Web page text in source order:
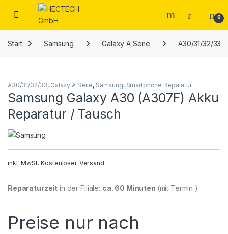
Open 0
Start Samsung Galaxy A Serie A30/31/32/33
A30/31/32/33, Galaxy A Serie, Samsung, Smartphone Reparatur
Samsung Galaxy A30 (A307F) Akku
Reparatur / Tausch
inkl. MwSt. Kostenloser Versand
Reparaturzeit in der Filiale: ca. 60 Minuten (mit Termin )
Preise nur nach